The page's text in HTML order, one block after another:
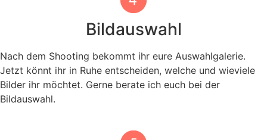
Bildauswahl
Nach dem Shooting bekommt ihr eure Auswahlgalerie.
Jetzt könnt ihr in Ruhe entscheiden, welche und wieviele
Bilder ihr möchtet. Gerne berate ich euch bei der
Bildauswahl.